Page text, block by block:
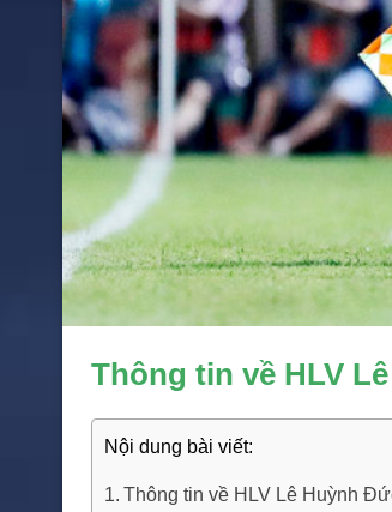
Thông tin về HLV
Nội dung bài viết:
Thông tin về HLV Lê Huỳnh